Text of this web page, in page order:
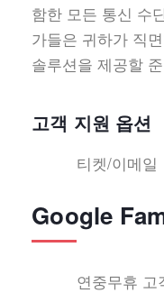
함한 모든 통신 수
가들은 귀하가 직
솔루션을 제공할
고객 지원 옵션
티켓/이메일
Google
연중무휴 고